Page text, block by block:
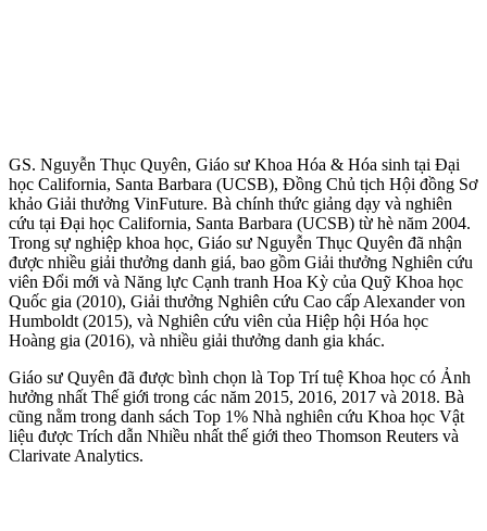
GS. Nguyễn Thục Quyên, Giáo sư Khoa Hóa & Hóa sinh tại Đại
học California, Santa Barbara (UCSB), Đồng Chủ tịch Hội đồng Sơ
khảo Giải thưởng VinFuture. Bà chính thức giảng dạy và nghiên
cứu tại Đại học California, Santa Barbara (UCSB) từ hè năm 2004.
Trong sự nghiệp khoa học, Giáo sư Nguyễn Thục Quyên đã nhận
được nhiều giải thưởng danh giá, bao gồm Giải thưởng Nghiên cứu
viên Đổi mới và Năng lực Cạnh tranh Hoa Kỳ của Quỹ Khoa học
Quốc gia (2010), Giải thưởng Nghiên cứu Cao cấp Alexander von
Humboldt (2015), và Nghiên cứu viên của Hiệp hội Hóa học
Hoàng gia (2016), và nhiều giải thưởng danh gia khác.
Giáo sư Quyên đã được bình chọn là Top Trí tuệ Khoa học có Ảnh
hưởng nhất Thế giới trong các năm 2015, 2016, 2017 và 2018. Bà
cũng nằm trong danh sách Top 1% Nhà nghiên cứu Khoa học Vật
liệu được Trích dẫn Nhiều nhất thế giới theo Thomson Reuters và
Clarivate Analytics.